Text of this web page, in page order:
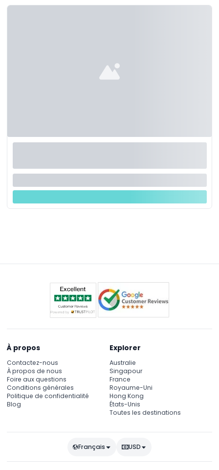
À propos
Contactez-nous
À propos de nous
Foire aux questions
Conditions générales
Politique de confidentialité
Blog
Explorer
Australie
Singapour
France
Royaume-Uni
Hong Kong
États-Unis
Toutes les destinations
Français USD